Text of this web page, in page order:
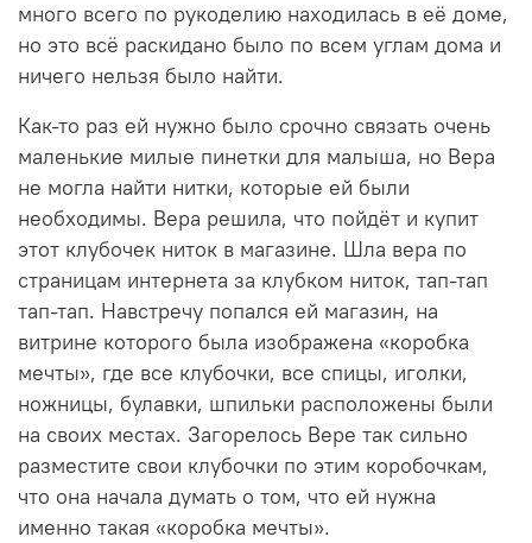
много всего по рукоделию находилась в её доме,
но это всё раскидано было по всем углам дома и
ничего нельзя было найти.
Как-то раз ей нужно было срочно связать очень
маленькие милые пинетки для малыша, но Вера
не могла найти нитки, которые ей были
необходимы. Вера решила, что пойдёт и купит
этот клубочек ниток в магазине. Шла вера по
страницам интернета за клубком ниток, тап-тап
тап-тап. Навстречу попался ей магазин, на
витрине которого была изображена «коробка
мечты», где все клубочки, все спицы, иголки,
ножницы, булавки, шпильки расположены были
на своих местах. Загорелось Вере так сильно
разместите свои клубочки по этим коробочкам,
что она начала думать о том, что ей нужна
именно такая «коробка мечты».